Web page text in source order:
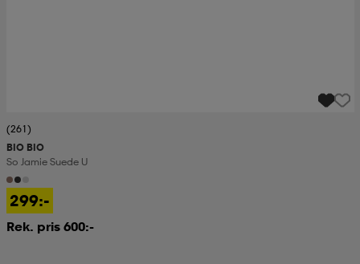
(261)
BIO BIO
So Jamie Suede U
299:-
Rek. pris 600:-